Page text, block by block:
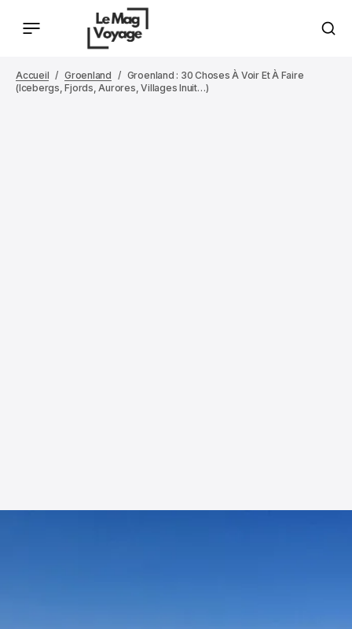
Accueil Groenland
Groenland : 30 Choses À Voir Et À Faire
(icebergs, Fjords, Aurores, Villages Inuit…)